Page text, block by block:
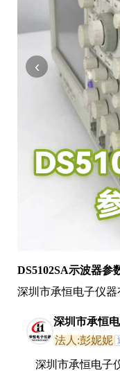
‹
DS5102SA示波器参
深圳市承恒电子仪器
深圳市承恒
法人:彭妮妮
深圳市承恒电子